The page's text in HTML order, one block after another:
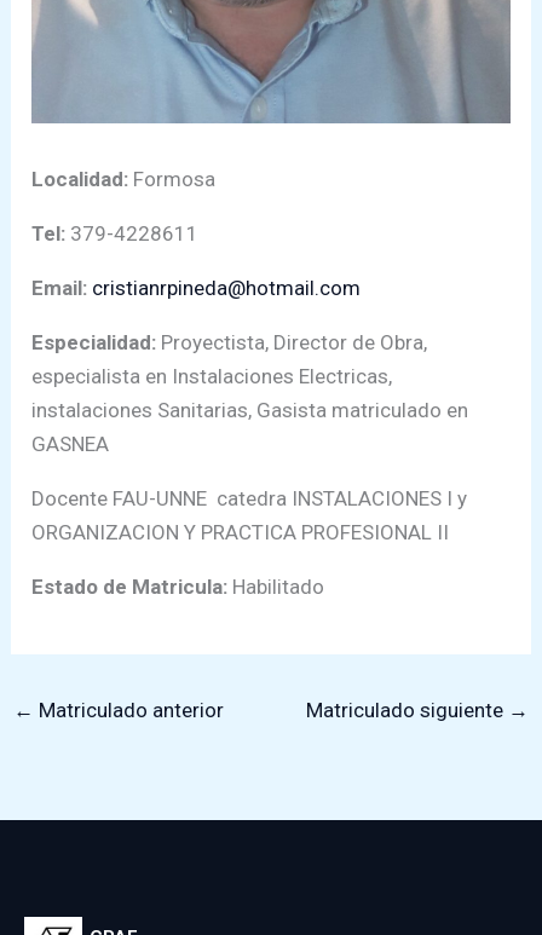
Localidad: Formosa
Tel: 379-4228611
Email: cristianrpineda@hotmail.com
Especialidad: Proyectista, Director de Obra,
especialista en Instalaciones Electricas,
instalaciones Sanitarias, Gasista matriculado en
GASNEA
Docente FAU-UNNE catedra INSTALACIONES I y
ORGANIZACION Y PRACTICA PROFESIONAL II
Estado de Matricula: Habilitado
← Matriculado anterior Matriculado siguiente →